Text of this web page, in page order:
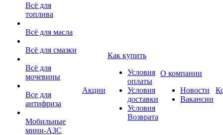
Всё для
топлива
Всё для масла
Всё для смазки
Всё для
мочевины
Все для
антифриза
Мобильные
мини-АЗС
Акции
Как купить
Условия
оплаты
Условия
доставки
Условия
Возврата
О компании
Новости
Вакансии